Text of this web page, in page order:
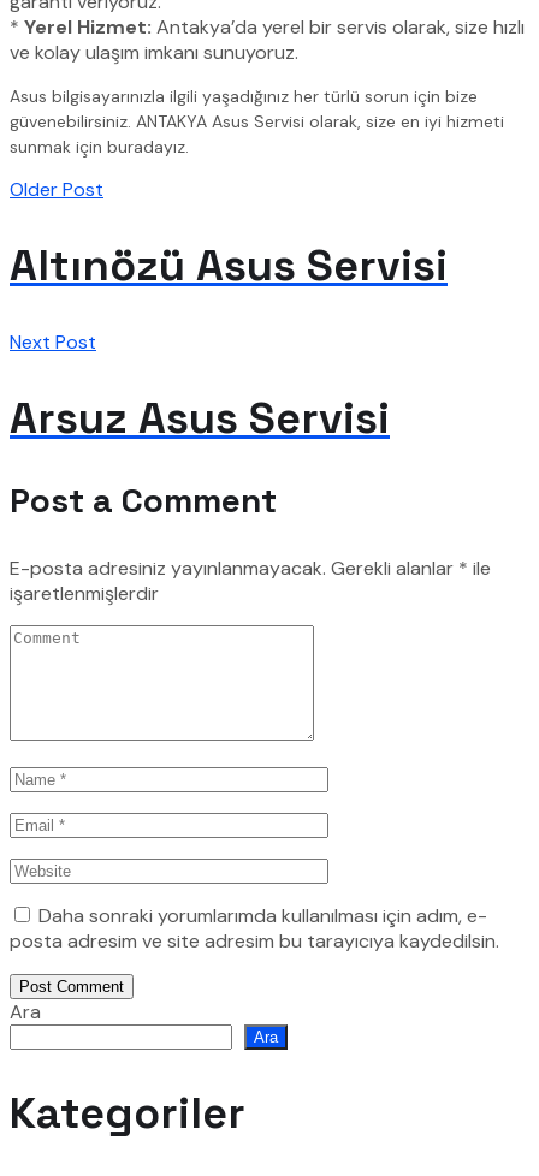
* Yerel Hizmet: Antakya’da yerel bir servis olarak, size hızlı
ve kolay ulaşım imkanı sunuyoruz.
Asus bilgisayarınızla ilgili yaşadığınız her türlü sorun için bize
güvenebilirsiniz. ANTAKYA Asus Servisi olarak, size en iyi hizmeti
sunmak için buradayız.
Older Post
Altınözü Asus Servisi
Next Post
Arsuz Asus Servisi
Post a Comment
E-posta adresiniz yayınlanmayacak. Gerekli alanlar * ile
işaretlenmişlerdir
Daha sonraki yorumlarımda kullanılması için adım, e-
posta adresim ve site adresim bu tarayıcıya kaydedilsin.
Post Comment
Ara
Ara
Kategoriler